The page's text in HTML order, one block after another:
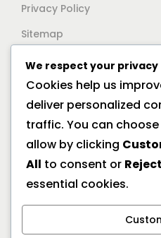
Privacy Policy
Sitemap
Support
Documentation
Help Center
General FAQs
Offline Location
We respect your privacy
Cookies help us
deliver personalized
traffic. You can
allow by clicking
All to consent or
essential cookies.